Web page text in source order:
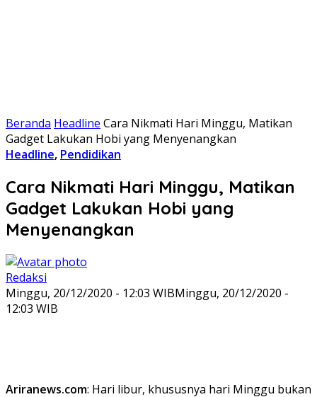
Beranda Headline Cara Nikmati Hari Minggu, Matikan
Gadget Lakukan Hobi yang Menyenangkan
Headline, Pendidikan
Cara Nikmati Hari Minggu, Matikan
Gadget Lakukan Hobi yang
Menyenangkan
Redaksi
Minggu, 20/12/2020 - 12:03 WIBMinggu, 20/12/2020 -
12:03 WIB
Ariranews.com: Hari libur, khususnya hari Minggu bukan